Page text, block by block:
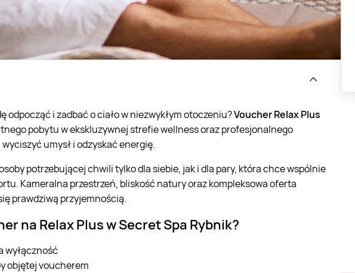
i zadbać o ciało w niezwykłym otoczeniu?Voucher Relax Plus
pobytu w ekskluzywnej strefie wellness oraz profesjonalnego
umysł i odzyskać energię.
potrzebującej chwili tylko dla siebie, jak i dla pary, która chce wspólnie
Kameralna przestrzeń, bliskość natury oraz kompleksowa oferta
prawdziwą przyjemnością.
na Relax Plus w Secret Spa Rybnik?
wyłączność
objętej voucherem